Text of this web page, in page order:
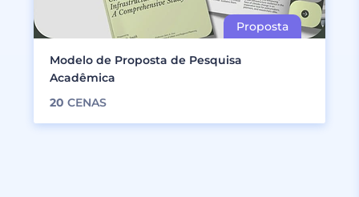
Modelo de Proposta de Pesquisa
Acadêmica
20 CENAS